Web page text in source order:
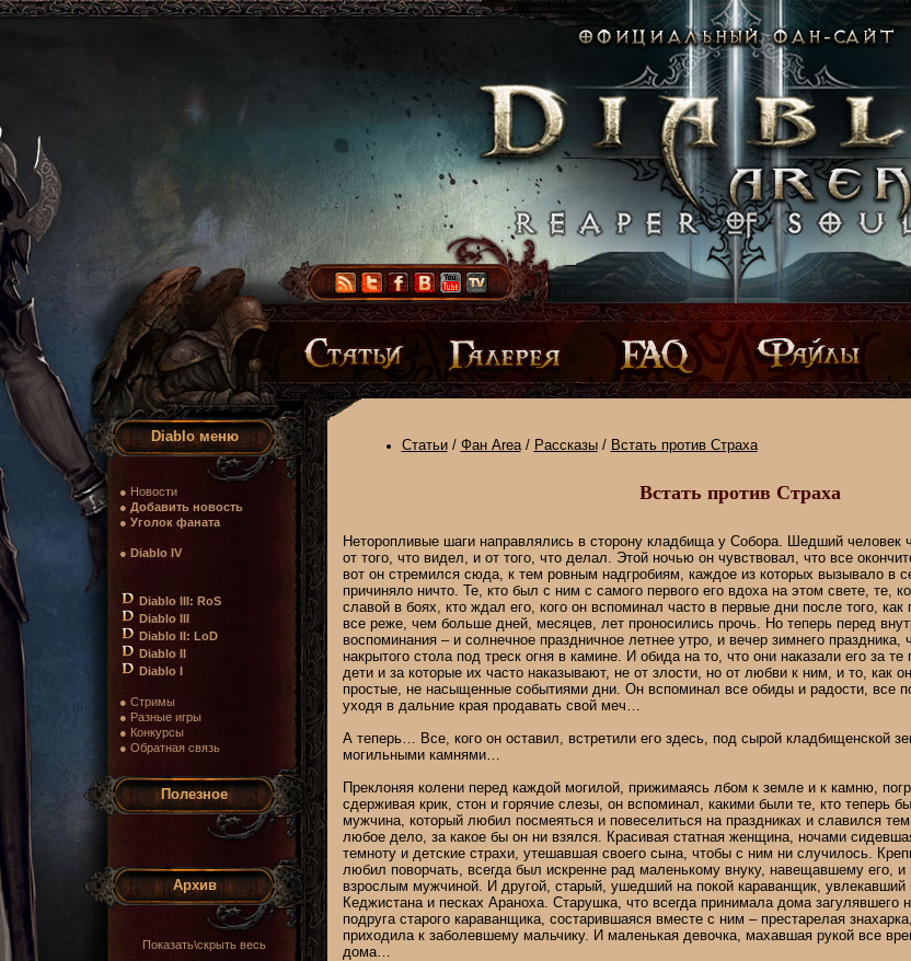
Diablo меню
● Новости
● Добавить новость
● Уголок фаната
● Diablo IV
Diablo III: RoS
Diablo III
Diablo II: LoD
Diablo II
Diablo I
● Стримы
● Разные игры
● Конкурсы
● Обратная связь
Полезное
Архив
Показать\скрыть весь
Статьи/ Фан Area/ Рассказы/ Встать против Страха
Встать против Страха
Неторопливые шаги направлялись в сторону кладбища у Собора. Шедший человек
от того, что видел, и от того, что делал. Этой ночью он чувствовал, что все
вот он стремился сюда, к тем ровным надгробиям, каждое из которых вызывало в
причиняло ничто. Те, кто был с ним с самого первого его вдоха на этом свете, те,
славой в боях, кто ждал его, кого он вспоминал часто в первые дни после того,
все реже, чем больше дней, месяцев, лет проносились прочь. Но теперь перед
воспоминания – и солнечное праздничное летнее утро, и вечер зимнего праздника,
накрытого стола под треск огня в камине. И обида на то, что они наказали его за
дети и за которые их часто наказывают, не от злости, но от любви к ним, и то, как
простые, не насыщенные событиями дни. Он вспоминал все обиды и радости, все
уходя в дальние края продавать свой меч…
А теперь… Все, кого он оставил, встретили его здесь, под сырой кладбищенской
могильными камнями…
Преклоняя колени перед каждой могилой, прижимаясь лбом к земле и к камню,
сдерживая крик, стон и горячие слезы, он вспоминал, какими были те, кто теперь
мужчина, который любил посмеяться и повеселиться на праздниках и славился
любое дело, за какое бы он ни взялся. Красивая статная женщина, ночами
темноту и детские страхи, утешавшая своего сына, чтобы с ним ни случилось.
любил поворчать, всегда был искренне рад маленькому внуку, навещавшему его, и
взрослым мужчиной. И другой, старый, ушедший на покой караванщик, увлекавший
Кеджистана и песках Араноха. Старушка, что всегда принимала дома загулявшего
подруга старого караванщика, состарившаяся вместе с ним – престарелая
приходила к заболевшему мальчику. И маленькая девочка, махавшая рукой все
дома…